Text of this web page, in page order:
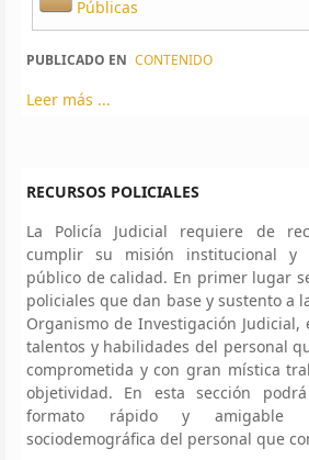
Públicas
PUBLICADO EN CONTENIDO
Leer más ...
RECURSOS POLICIALES
La Policía Judicial requiere de
cumplir su misión institucional y
público de calidad. En primer lugar
policiales que dan base y sustento a
Organismo de Investigación Judicial,
talentos y habilidades del personal
comprometida y con gran mística
objetividad. En esta sección
formato rápido y amigable
sociodemográfica del personal que